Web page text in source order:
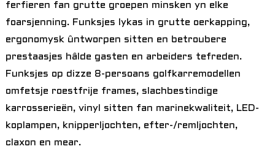
ferfieren fan grutte groepen minsken yn elke
foarsjenning. Funksjes lykas in grutte oerkapping,
ergonomysk ûntworpen sitten en betroubere
prestaasjes hâlde gasten en arbeiders tefreden.
Funksjes op dizze 8-persoans golfkarremodellen
omfetsje roestfrije frames, slachbestindige
karrosserieën, vinyl sitten fan marinekwaliteit, LED-
koplampen, knipperljochten, efter-/remljochten,
claxon en mear.